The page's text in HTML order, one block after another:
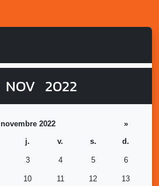
NOV 2022
novembre 2022
»
j. v. s. d.
3 4 5 6
10 11 12 13